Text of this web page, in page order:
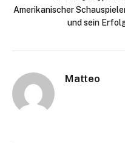
Amerikanischer
und sein
Matteo